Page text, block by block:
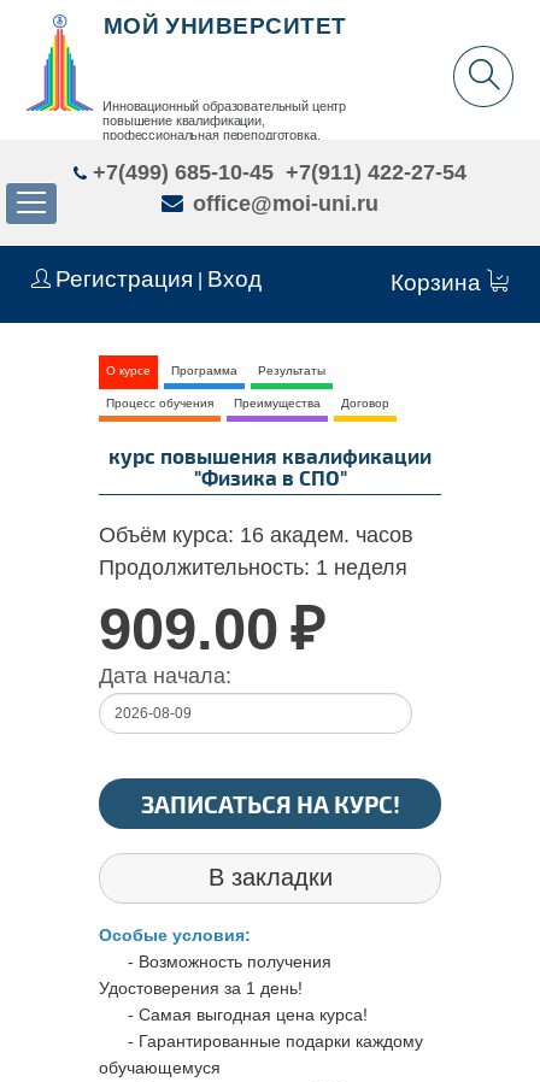
Регистрация Вход Корзина
МОЙ УНИВЕРСИТЕТ
Инновационный образовательный центр
повышение квалификации,
профессиональная переподготовка,
+7(499) 685-10-45 +7(911) 422-27-54
office@moi-uni.ru
О курсе Программа Результаты
Процесс обучения Преимущества Договор
курс повышения квалификации
"Физика в СПО"
Объём курса: 16 академ. часов
Продолжительность: 1 неделя
909.00 ₽
Дата начала:
ЗАПИСАТЬСЯ НА КУРС!
В закладки
Особые условия:
- Возможность получения
Удостоверения за 1 день!
- Самая выгодная цена курса!
- Гарантированные подарки каждому
обучающемуся